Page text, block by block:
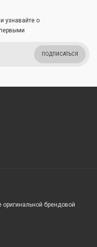
узнавайте о
ПОДПИСАТЬСЯ
брендовой